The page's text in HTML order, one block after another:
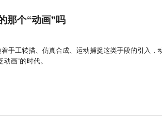
那个“动画”吗
手工转描、仿真合成、运动捕捉这类手段的引入，
画”的时代。